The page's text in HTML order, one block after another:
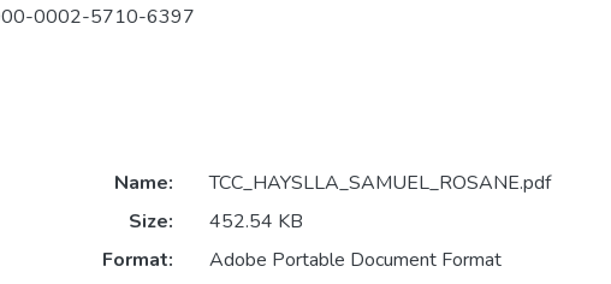
0002-5710-6397
Name:
TCC_HAYSLLA_SAMUEL_ROSANE.pdf
Size:
452.54 KB
Format:
Adobe Portable Document Format